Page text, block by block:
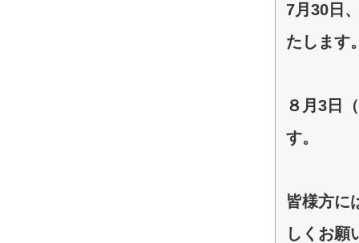
7月30日
たします
８月3日
す。
皆様方に
しくお願